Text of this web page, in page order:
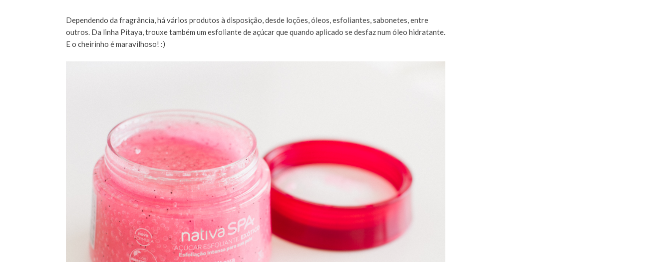
Dependendo da fragrância, há vários produtos à disposição, desde loções, óleos, esfoliantes, sabonetes, entre
outros. Da linha Pitaya, trouxe também um esfoliante de açúcar que quando aplicado se desfaz num óleo hidratante.
E o cheirinho é maravilhoso! :)